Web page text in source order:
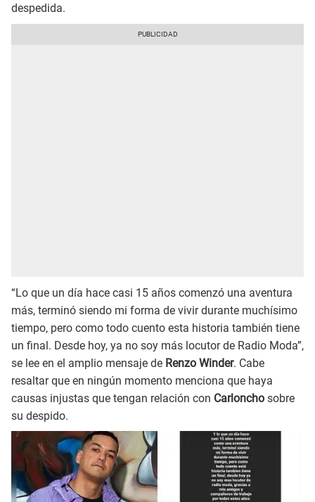
despedida.
“Lo que un día hace casi 15 años comenzó una aventura
más, terminó siendo mi forma de vivir durante muchísimo
tiempo, pero como todo cuento esta historia también tiene
un final. Desde hoy, ya no soy más locutor de Radio Moda”,
se lee en el amplio mensaje de Renzo Winder. Cabe
resaltar que en ningún momento menciona que haya
causas injustas que tengan relación con Carloncho sobre
su despido.